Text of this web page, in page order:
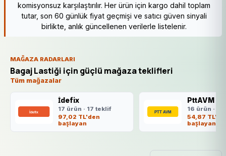
komisyonsuz karşılaştırılır. Her ürün için kargo dahil toplam
tutar, son 60 günlük fiyat geçmişi ve satıcı güven sinyali
birlikte, anlık güncellenen verilerle listelenir.
MAĞAZA RADARLARI
Bagaj Lastiği için güçlü mağaza teklifleri
Tüm mağazalar
İdefix
17 ürün · 17 teklif
97,02 TL'den
başlayan
PttAVM
16 ürün ·
54,87
başlayan